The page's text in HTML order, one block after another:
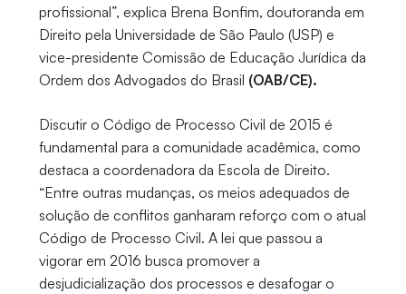
profissional”, explica Brena Bonfim, doutoranda em
Direito pela Universidade de São Paulo (USP) e
vice-presidente Comissão de Educação Jurídica da
Ordem dos Advogados do Brasil (OAB/CE).
Discutir o Código de Processo Civil de 2015 é
fundamental para a comunidade acadêmica, como
destaca a coordenadora da Escola de Direito.
“Entre outras mudanças, os meios adequados de
solução de conflitos ganharam reforço com o atual
Código de Processo Civil. A lei que passou a
vigorar em 2016 busca promover a
desjudicialização dos processos e desafogar o